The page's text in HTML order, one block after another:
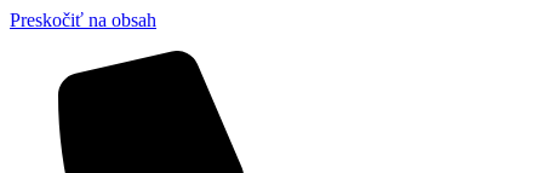
Preskočiť na obsah